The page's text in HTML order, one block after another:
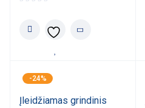
-24%
Įleidžiamas grindinis